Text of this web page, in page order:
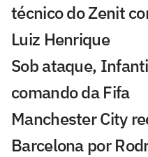
técnico do Zenit
Luiz Henrique
Sob ataque,
comando da Fifa
Manchester City
Barcelona por